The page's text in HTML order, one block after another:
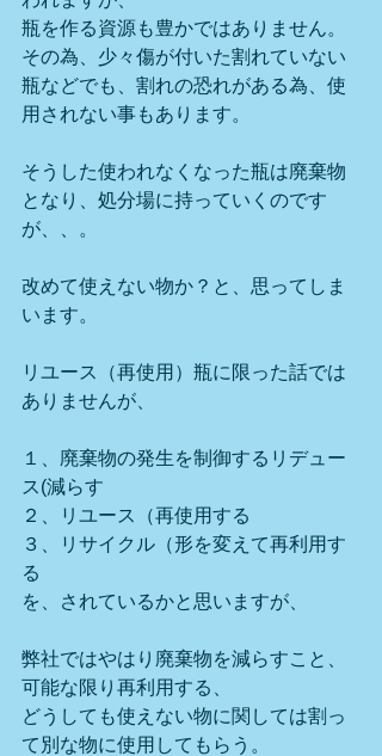
瓶を作る資源も豊かではありません。
その為、少々傷が付いた割れていない
瓶などでも、割れの恐れがある為、使
用されない事もあります。
そうした使われなくなった瓶は廃棄物
となり、処分場に持っていくのです
が、、。
改めて使えない物か？と、思ってしま
います。
リユース（再使用）瓶に限った話では
ありませんが、
１、廃棄物の発生を制御するリデュー
ス(減らす
２、リユース（再使用する
３、リサイクル（形を変えて再利用す
る
を、されているかと思いますが、
弊社ではやはり廃棄物を減らすこと、
可能な限り再利用する、
どうしても使えない物に関しては割っ
て別な物に使用してもらう。